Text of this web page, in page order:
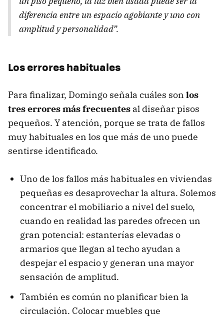
diferencia entre un espacio agobiante y uno con
amplitud y personalidad”.
Los errores habituales
Para finalizar, Domingo señala cuáles son los
tres errores más frecuentes al diseñar pisos
pequeños. Y atención, porque se trata de fallos
muy habituales en los que más de uno puede
sentirse identificado.
Uno de los fallos más habituales en viviendas
pequeñas es desaprovechar la altura. Solemos
concentrar el mobiliario a nivel del suelo,
cuando en realidad las paredes ofrecen un
gran potencial: estanterías elevadas o
armarios que llegan al techo ayudan a
despejar el espacio y generan una mayor
sensación de amplitud.
También es común no planificar bien la
circulación. Colocar muebles que